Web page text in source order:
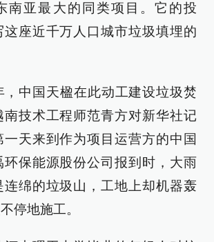
南亚最大的同类项目。它的投
座近千万人口城市垃圾填埋的
，中国天楹在此动工建设垃圾焚
技术工程师范青方对新华社记
天来到作为项目运营方的中国
环保能源股份公司报到时，大雨
连绵的垃圾山，工地上却机器轰
停地施工。